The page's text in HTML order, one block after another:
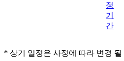
정
기
간
* 상기 일정은 사정에 따라 변경 될